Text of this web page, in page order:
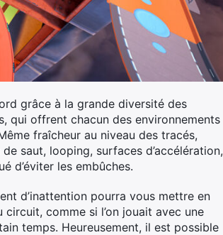
grâce à la grande diversité des
qui offrent chacun des environnements
fraîcheur au niveau des tracés,
saut, looping, surfaces d’accélération,
d’éviter les embûches.
d’inattention pourra vous mettre en
comme si l’on jouait avec une
temps. Heureusement, il est possible